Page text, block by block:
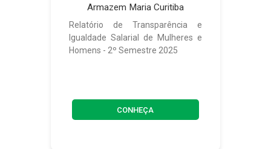
Armazem Maria Curitiba
Relatório de Transparência e
Igualdade Salarial de Mulheres e
Homens - 2º Semestre 2025
CONHEÇA